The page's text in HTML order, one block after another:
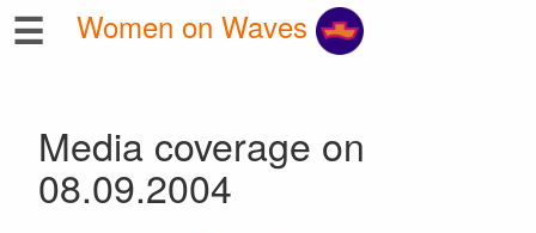
☰
Media coverage on
08.09.2004